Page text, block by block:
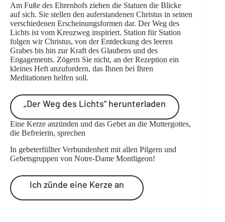
Am Fuße des Ehrenhofs ziehen die Statuen die Blicke
auf sich. Sie stellen den auferstandenen Christus in seinen
verschiedenen Erscheinungsformen dar. Der Weg des
Lichts ist vom Kreuzweg inspiriert. Station für Station
folgen wir Christus, von der Entdeckung des leeren
Grabes bis hin zur Kraft des Glaubens und des
Engagements. Zögern Sie nicht, an der Rezeption ein
kleines Heft anzufordern, das Ihnen bei Ihren
Meditationen helfen soll.
„Der Weg des Lichts“ herunterladen
Eine Kerze anzünden und das Gebet an die Muttergottes,
die Befreierin, sprechen
In gebeterfüllter Verbundenheit mit allen Pilgern und
Gebetsgruppen von Notre-Dame Montligeon!
Ich zünde eine Kerze an